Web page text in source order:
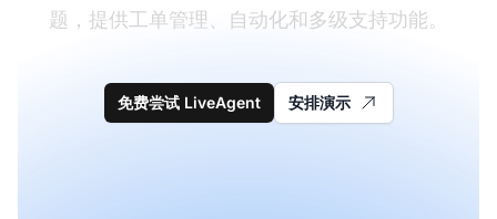
题，提供工单管理、自动化和多级支持功能。
免费尝试 LiveAgent 安排演示